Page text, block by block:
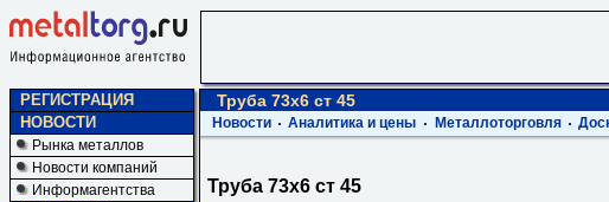
РЕГИСТРАЦИЯ
НОВОСТИ
Рынка металлов
Новости компаний
Информагентства
Труба 73х6 ст 45
Новости Аналитика и цены Металлоторговля
Труба 73х6 ст 45